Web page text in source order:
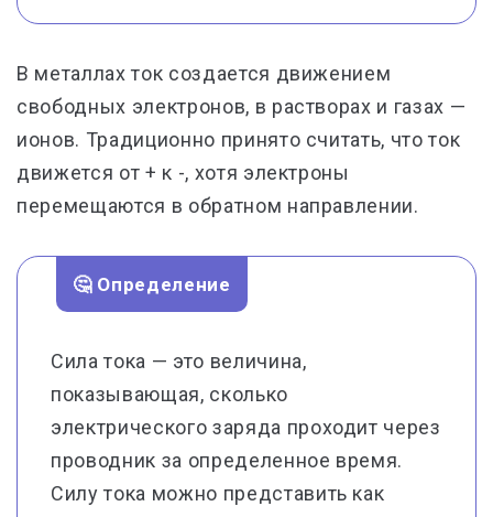
В металлах ток создается движением
свободных электронов, в растворах и газах —
ионов. Традиционно принято считать, что ток
движется от + к -, хотя электроны
перемещаются в обратном направлении.
🤔 Определение
Сила тока — это величина,
показывающая, сколько
электрического заряда проходит через
проводник за определенное время.
Силу тока можно представить как